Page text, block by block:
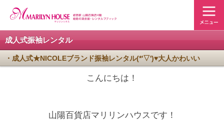
成人式振袖レンタル
・成人式★NICOLEブランド振袖レンタル(*'▽')♥大人かわいい
こんにちは！
山陽百貨店マリリンハウスです！